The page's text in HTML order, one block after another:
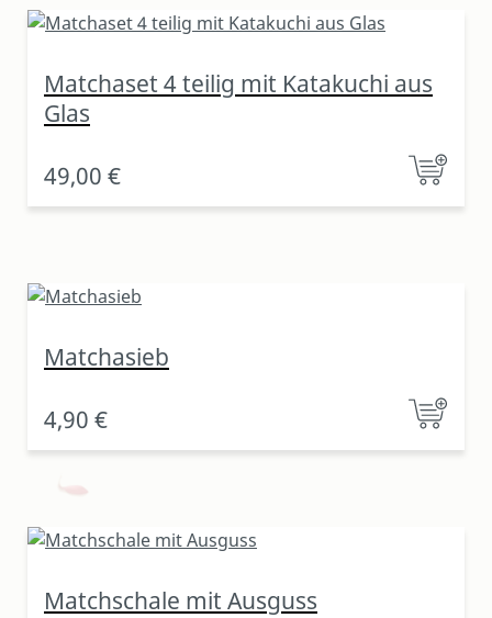
Matchaset 4 teilig mit Katakuchi aus
Glas
49,00 €
Matchasieb
4,90 €
Matchschale mit Ausguss